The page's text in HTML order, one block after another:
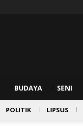
BUDAYA SENI
POLITIK LIPSUS